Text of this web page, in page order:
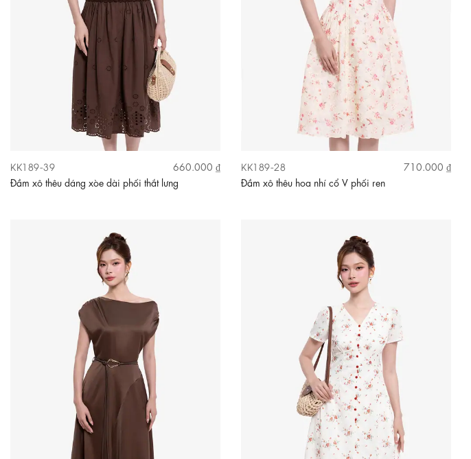
KK189-39
660.000 ₫
Đầm xô thêu dáng xòe dài phối thắt lưng
KK189-28
710.000 ₫
Đầm xô thêu hoa nhí cổ V phối ren